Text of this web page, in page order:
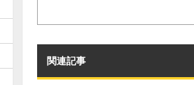
関連記事